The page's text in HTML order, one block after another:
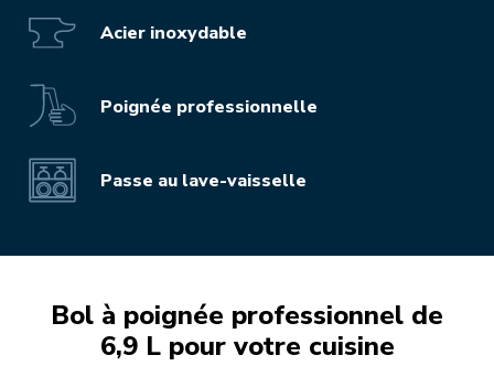
Acier inoxydable
Poignée professionnelle
Passe au lave-vaisselle
Bol à poignée professionnel de
6,9 L pour votre cuisine